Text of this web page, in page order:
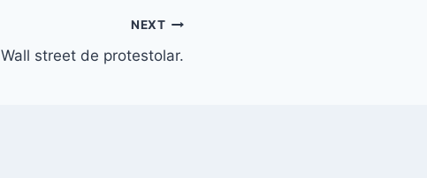
NEXT
Wall street de protestolar.